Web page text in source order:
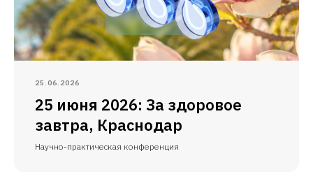
25.06.2026
25 июня 2026: За здоровое
завтра, Краснодар
Научно-практическая конференция